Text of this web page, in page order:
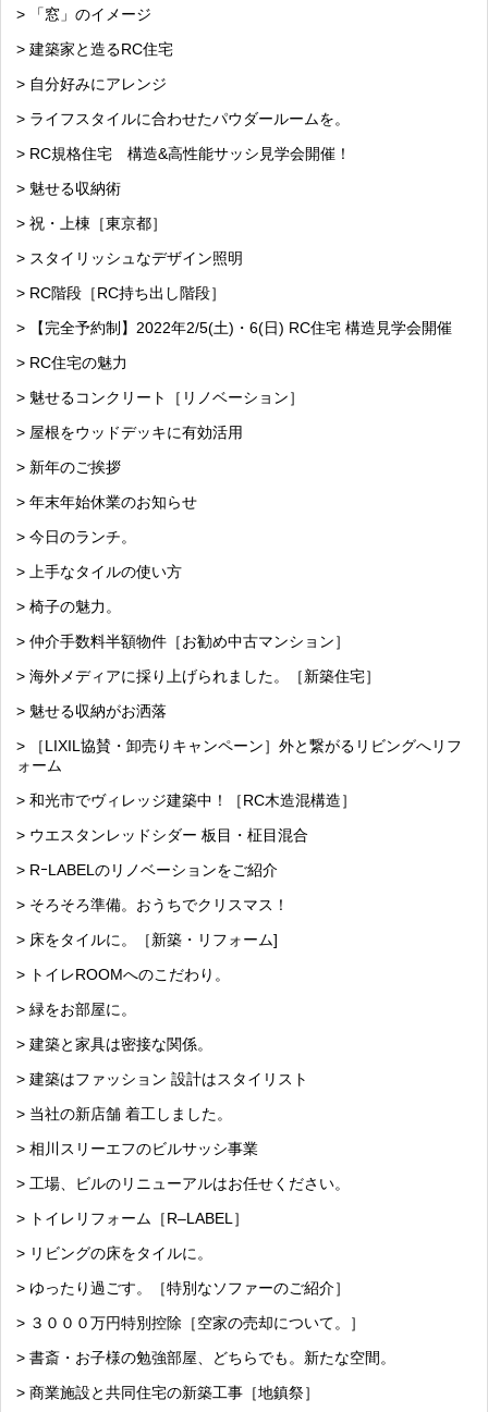
> 「窓」のイメージ
> 建築家と造るRC住宅
> 自分好みにアレンジ
> ライフスタイルに合わせたパウダールームを。
> RC規格住宅 構造&高性能サッシ見学会開催！
> 魅せる収納術
> 祝・上棟［東京都］
> スタイリッシュなデザイン照明
> RC階段［RC持ち出し階段］
> 【完全予約制】2022年2/5(土)・6(日) RC住宅 構造見学会開催
> RC住宅の魅力
> 魅せるコンクリート［リノベーション］
> 屋根をウッドデッキに有効活用
> 新年のご挨拶
> 年末年始休業のお知らせ
> 今日のランチ。
> 上手なタイルの使い方
> 椅子の魅力。
> 仲介手数料半額物件［お勧め中古マンション］
> 海外メディアに採り上げられました。［新築住宅］
> 魅せる収納がお洒落
> ［LIXIL協賛・卸売りキャンペーン］外と繋がるリビングへリフ
ォーム
> 和光市でヴィレッジ建築中！［RC木造混構造］
> ウエスタンレッドシダー 板目・柾目混合
> RｰLABELのリノベーションをご紹介
> そろそろ準備。おうちでクリスマス！
> 床をタイルに。［新築・リフォーム]
> トイレROOMへのこだわり。
> 緑をお部屋に。
> 建築と家具は密接な関係。
> 建築はファッション 設計はスタイリスト
> 当社の新店舗 着工しました。
> 相川スリーエフのビルサッシ事業
> 工場、ビルのリニューアルはお任せください。
> トイレリフォーム［R–LABEL］
> リビングの床をタイルに。
> ゆったり過ごす。［特別なソファーのご紹介］
> ３０００万円特別控除［空家の売却について。］
> 書斎・お子様の勉強部屋、どちらでも。新たな空間。
> 商業施設と共同住宅の新築工事［地鎮祭］